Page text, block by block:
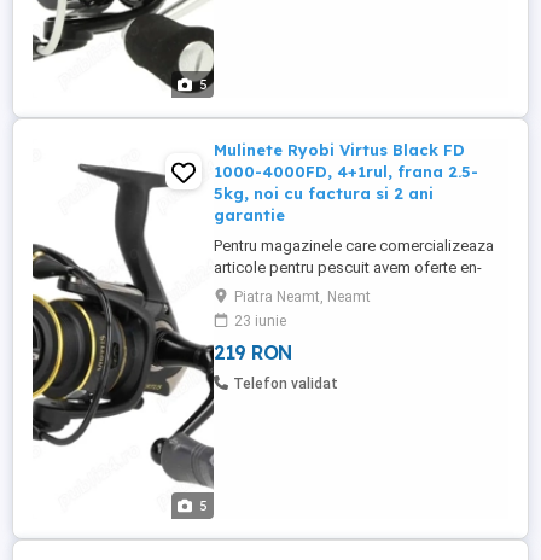
5
5
Mulinete Ryobi Virtus Black FD
1000-4000FD, 4+1rul, frana 2.5-
5kg, noi cu factura si 2 ani
garantie
Pentru magazinele care comercializeaza
articole pentru pescuit avem oferte en-
gross (contactati-ne pentru mai multe
detalii) Produsul este NOU in cutie, fisa
tehnica, schema ! Pretul este pentru o
singura mulineta (mai multe bucati
disponibile) Pretul este fix! Fara schimburi
Piatra Neamt, Neamt
23 iunie
219 RON
Telefon validat